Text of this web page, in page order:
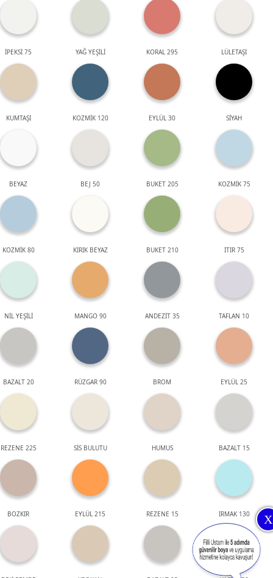
İPEKSİ 75 YAĞ YEŞİLİ KORAL 295 LÜLETAŞI
KUMTAŞI KOZMİK 120 EYLÜL 30 SİYAH
BEYAZ BEJ 50 BUKET 205 KOZMİK 75
KOZMİK 80 KIRIK BEYAZ BUKET 210 ITIR 75
NİL YEŞİLİ MANGO 90 ANDEZİT 35 TAFLAN 10
BAZALT 20 RÜZGAR 90 BROM EYLÜL 25
REZENE 225 SİS BULUTU HUMUS BAZALT 15
BOZKIR EYLÜL 215 REZENE 15 IRMAK 130 X